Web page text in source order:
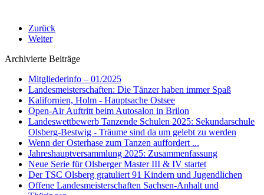
Zurück
Weiter
Archivierte Beiträge
Mitgliederinfo – 01/2025
Landesmeisterschaften: Die Tänzer haben immer Spaß
Kalifornien, Holm - Hauptsache Ostsee
Open-Air Auftritt beim Autosalon in Brilon
Landeswettbewerb Tanzende Schulen 2025: Sekundarschule
Olsberg-Bestwig - Träume sind da um gelebt zu werden
Wenn der Osterhase zum Tanzen auffordert ...
Jahreshauptversammlung 2025: Zusammenfassung
Neue Serie für Olsberger Master III & IV startet
Der TSC Olsberg gratuliert 91 Kindern und Jugendlichen
Offene Landesmeisterschaften Sachsen-Anhalt und